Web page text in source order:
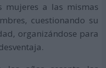
mujeres a las mismas
cuestionando su
organizándose para